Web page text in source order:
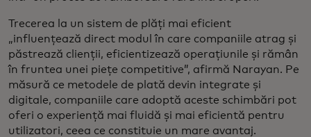
Trecerea la un sistem de plăți mai eficient
„influențează direct modul în care companiile atrag și
păstrează clienții, eficientizează operațiunile și rămân
în fruntea unei piețe competitive”, afirmă Narayan. Pe
măsură ce metodele de plată devin integrate și
digitale, companiile care adoptă aceste schimbări pot
oferi o experiență mai fluidă și mai eficientă pentru
utilizatori, ceea ce constituie un mare avantaj.